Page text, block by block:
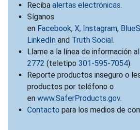
Reciba alertas electrónicas.
Síganos
en Facebook, X, Instagram,
LinkedIn and Truth Social .
Llame a la línea de información al
2772 (teletipo 301-595-7054).
Reporte productos inseguro o
productos por teléfono o
en www.SaferProducts.gov.
Contacto para los medios de